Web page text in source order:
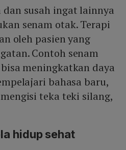
susah ingat lainnya
senam otak. Terapi
oleh pasien yang
Contoh senam
meningkatkan daya
bahasa baru,
teka teki silang,
hidup sehat